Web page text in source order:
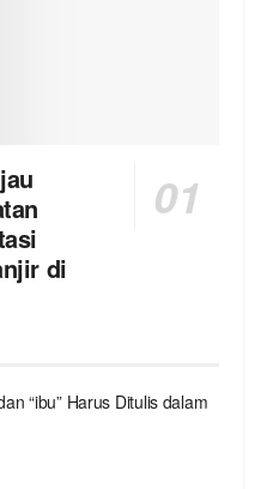
di
“ibu” Harus Ditulis dalam